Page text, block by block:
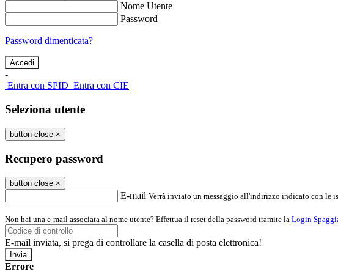
Nome Utente
Password
Password dimenticata?
-
Entra con SPID Entra con CIE
Seleziona utente
button close ×
Recupero password
button close ×
E-mail Verrà inviato un messaggio all'indirizzo indicato con le
Non hai una e-mail associata al nome utente? Effettua il reset della password tramite la Login
E-mail inviata, si prega di controllare la casella di posta elettronica!
Errore